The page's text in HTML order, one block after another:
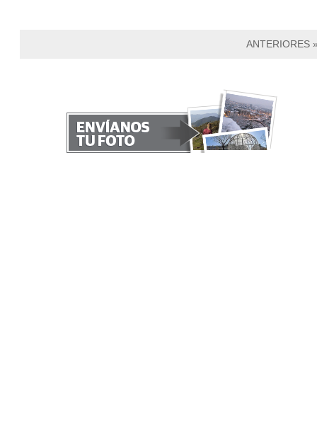
ANTERIORES